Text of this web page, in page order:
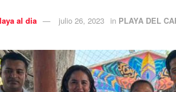
al dia julio 26, 2023 in PLAYA DEL